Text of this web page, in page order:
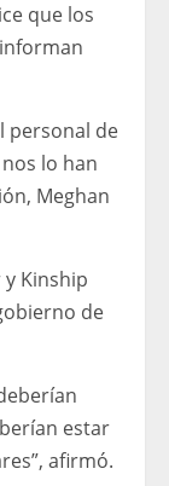
que los
personal de
lo han
Meghan
Kinship
de
estar
afirmó.